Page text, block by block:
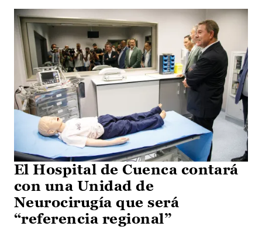
El Hospital de Cuenca contará
con una Unidad de
Neurocirugía que será
“referencia regional”